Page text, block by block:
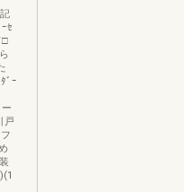
ｾ
□
ﾞｰ
戸